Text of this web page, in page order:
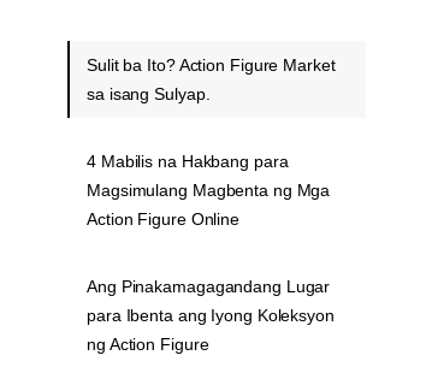
Sulit ba Ito? Action Figure Market
sa isang Sulyap.
4 Mabilis na Hakbang para
Magsimulang Magbenta ng Mga
Action Figure Online
Ang Pinakamagagandang Lugar
para Ibenta ang Iyong Koleksyon
ng Action Figure